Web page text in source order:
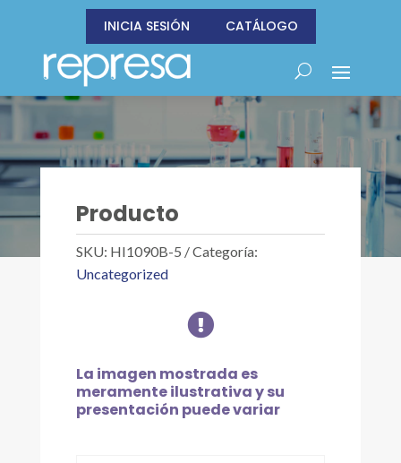
INICIA SESIÓN CATÁLOGO
Producto
SKU: HI1090B-5
Categoría:
Uncategorized

La imagen mostrada es
meramente ilustrativa y su
presentación puede variar